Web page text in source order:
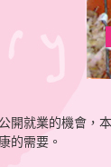
開就業的機會，
的需要。